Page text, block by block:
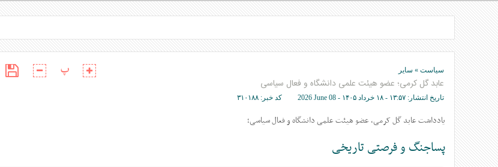
سیاست » سایر
عابد گل کرمی؛ عضو هیئت علمی دانشگاه و فعال سیاسی
تاریخ انتشار: ۱۳:۵۷ - ۱۸ خرداد ۱۴۰۵ - 2026 June 08 کد خبر: ۳۱۰۱۸۸
پ
یادداشت عابد گل کرمی، عضو هیئت علمی دانشگاه و فعال سیاسی؛
پساجنگ و فرصتی تاریخی